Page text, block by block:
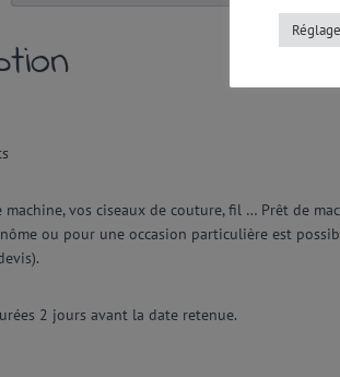
machine, vos ciseaux de couture, fil … Prêt de
ou pour une occasion particulière est
2 jours avant la date retenue.